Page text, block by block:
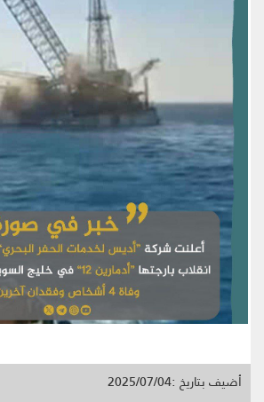
أضيف بتاريخ :2025/07/04